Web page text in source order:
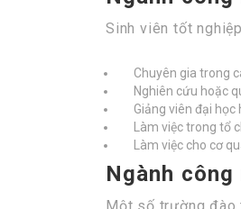
Sinh viên tốt
Chuyên gia trong
Nghiên cứu hoặc
Giảng viên đại học
Làm việc trong tổ
Làm việc cho cơ
Ngành